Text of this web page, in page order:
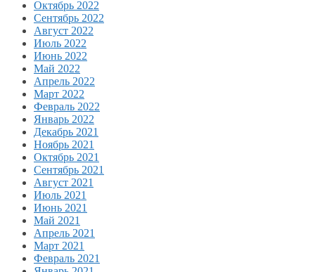
Октябрь 2022
Сентябрь 2022
Август 2022
Июль 2022
Июнь 2022
Май 2022
Апрель 2022
Март 2022
Февраль 2022
Январь 2022
Декабрь 2021
Ноябрь 2021
Октябрь 2021
Сентябрь 2021
Август 2021
Июль 2021
Июнь 2021
Май 2021
Апрель 2021
Март 2021
Февраль 2021